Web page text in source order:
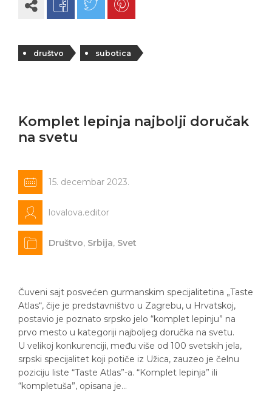
društvo subotica
Komplet lepinja najbolji doručak
na svetu
15. decembar 2023.
lovalova.editor
Društvo, Srbija, Svet
Čuveni sajt posvećen gurmanskim specijalitetina „Taste
Atlas“, čije je predstavništvo u Zagrebu, u Hrvatskoj,
postavio je poznato srpsko jelo “komplet lepinju” na
prvo mesto u kategoriji najboljeg doručka na svetu.
U velikoj konkurenciji, među više od 100 svetskih jela,
srpski specijalitet koji potiče iz Užica, zauzeo je čelnu
poziciju liste “Taste Atlas”-a. “Komplet lepinja” ili
“kompletuša”, opisana je…